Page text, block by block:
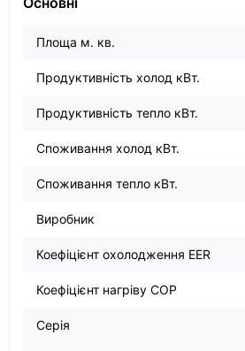
Площа м. кв.
Продуктивність холод кВт.
Продуктивність тепло кВт.
Споживання холод кВт.
Споживання тепло кВт.
Виробник
Коефіцієнт охолодження EER
Коефіцієнт нагріву COP
Серія